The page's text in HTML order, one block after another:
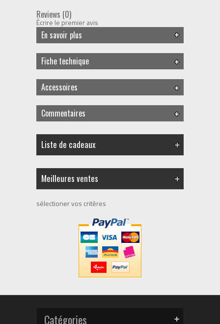
Reviews (0)
Écrire le premier avis
En savoir plus
Fiche technique
Accessoires
Commentaires
Liste de cadeaux
Meilleures ventes
sélectioner vos critères
Catégories